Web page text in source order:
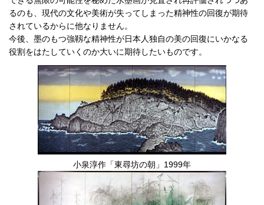
るのも、現代の文化や美術が失ってしまった精神性の回復が期待
されているからに他なりません。
今後、墨のもつ強靱な精神性が日本人独自の美の回復にいかなる
役割をはたしていくのか大いに期待したいものです。
小泉淳作「東尋坊の朝」1999年